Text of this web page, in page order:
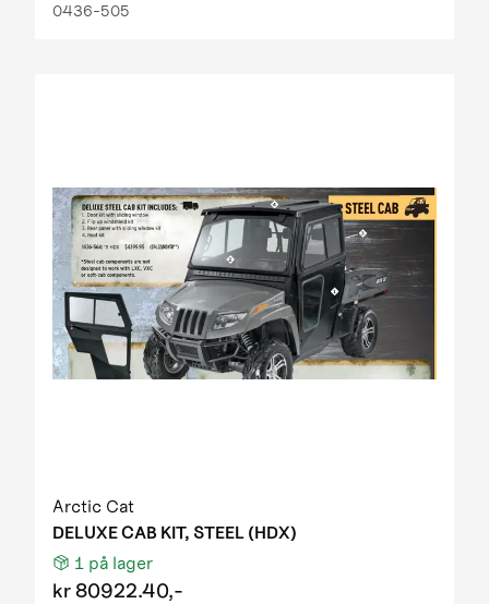
0436-505
Arctic Cat
DELUXE CAB KIT, STEEL (HDX)
1 på lager
kr80922.40,-